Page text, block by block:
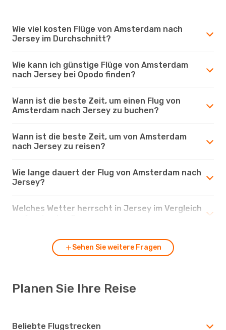
Wie viel kosten Flüge von Amsterdam nach
Jersey im Durchschnitt?
Wie kann ich günstige Flüge von Amsterdam
nach Jersey bei Opodo finden?
Wann ist die beste Zeit, um einen Flug von
Amsterdam nach Jersey zu buchen?
Wann ist die beste Zeit, um von Amsterdam
nach Jersey zu reisen?
Wie lange dauert der Flug von Amsterdam nach
Jersey?
Welches Wetter herrscht in Jersey im Vergleich
Sehen Sie weitere Fragen
Planen Sie Ihre Reise
Beliebte Flugstrecken